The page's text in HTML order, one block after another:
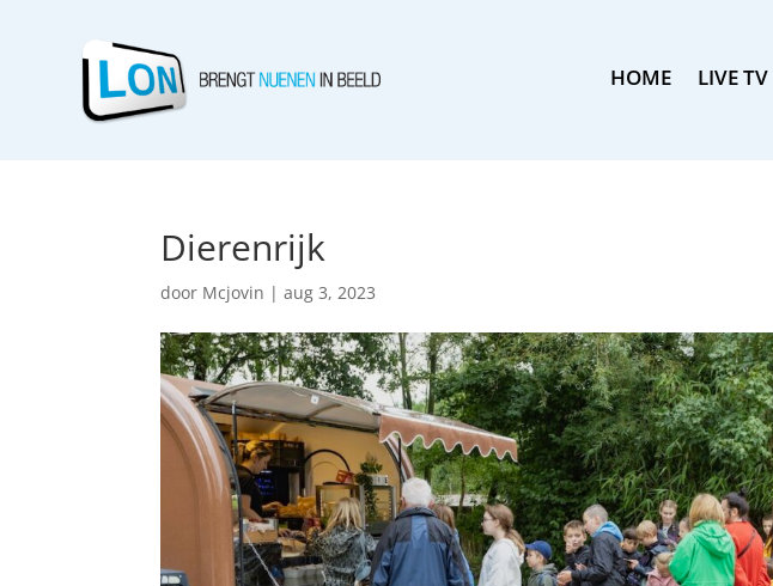
HOME LIVE TV
Dierenrijk
door Mcjovin |aug 3, 2023